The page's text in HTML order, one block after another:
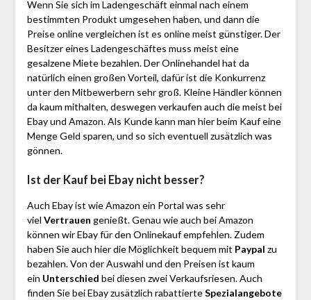
Wenn Sie sich im Ladengeschäft einmal nach einem
bestimmten Produkt umgesehen haben, und dann die
Preise online vergleichen ist es online meist günstiger. Der
Besitzer eines Ladengeschäftes muss meist eine
gesalzene Miete bezahlen. Der Onlinehandel hat da
natürlich einen großen Vorteil, dafür ist die Konkurrenz
unter den Mitbewerbern sehr groß. Kleine Händler können
da kaum mithalten, deswegen verkaufen auch die meist bei
Ebay und Amazon. Als Kunde kann man hier beim Kauf eine
Menge Geld sparen, und so sich eventuell zusätzlich was
gönnen.
Ist der Kauf bei Ebay nicht besser?
Auch Ebay ist wie Amazon ein Portal was sehr
viel Vertrauen genießt. Genau wie auch bei Amazon
können wir Ebay für den Onlinekauf empfehlen. Zudem
haben Sie auch hier die Möglichkeit bequem mit Paypal zu
bezahlen. Von der Auswahl und den Preisen ist kaum
ein Unterschied bei diesen zwei Verkaufsriesen. Auch
finden Sie bei Ebay zusätzlich rabattierteSpezialangebote